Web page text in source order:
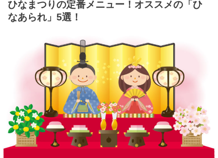
ひなまつりの定番メニュー！オススメの「ひ
なあられ」5選！